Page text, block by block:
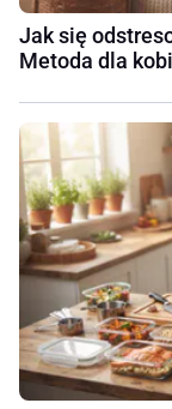
Jak się
Metoda dla